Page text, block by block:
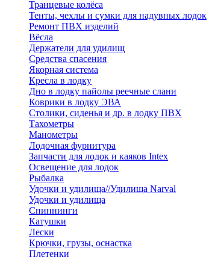
Транцевые колёса
Тенты, чехлы и сумки для надувных лодок
Ремонт ПВХ изделий
Вёсла
Держатели для удилищ
Средства спасения
Якорная система
Кресла в лодку
Дно в лодку пайолы реечные слани
Коврики в лодку ЭВА
Столики, сиденья и др. в лодку ПВХ
Тахометры
Манометры
Лодочная фурнитура
Запчасти для лодок и каяков Intex
Освещение для лодок
Рыбалка
Удочки и удилища//Удилища Narval
Удочки и удилища
Спиннинги
Катушки
Лески
Крючки, грузы, оснастка
Плетенки